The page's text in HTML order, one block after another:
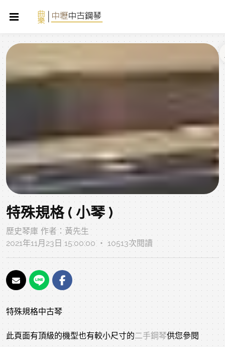
特殊規格 ( 小琴 )
歷史琴庫 作者：黃先生
2021年11月23日 15:00:00 ‧ 10513次閱讀
特殊規格中古琴
此頁面有頂級的機型也有較小尺寸的二手鋼琴供您參閱